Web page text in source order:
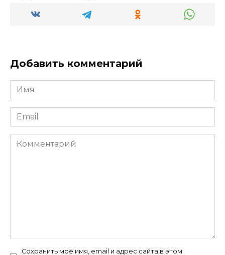
Добавить комментарий
Имя
*
Email
*
Комментарий
Сохранить моё имя, email и адрес сайта в этом